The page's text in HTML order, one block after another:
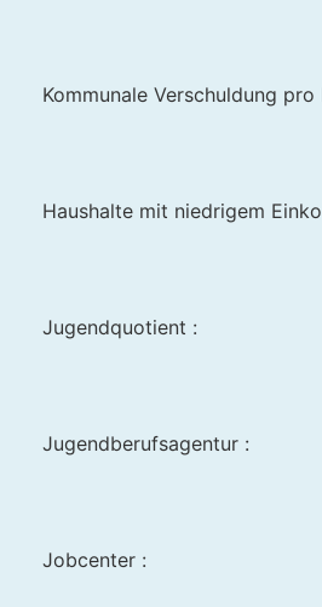
Kommunale Verschuldung pro
Haushalte mit niedrigem
Jugendquotient :
Jugendberufsagentur :
Jobcenter :